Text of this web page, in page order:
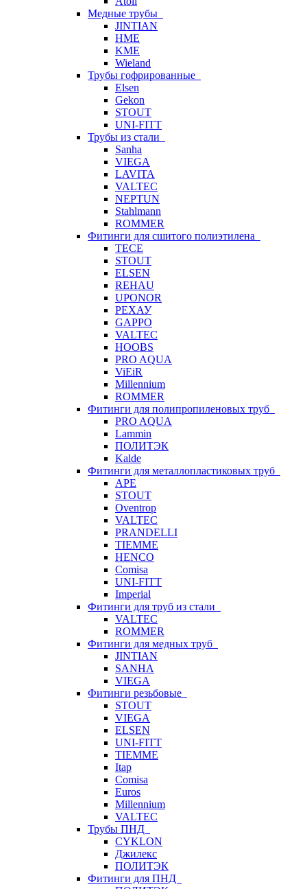
Медные трубы
JINTIAN
HME
KME
Wieland
Трубы гофрированные
Elsen
Gekon
STOUT
UNI-FITT
Трубы из стали
Sanha
VIEGA
LAVITA
VALTEC
NEPTUN
Stahlmann
ROMMER
Фитинги для сшитого полиэтилена
TECE
STOUT
ELSEN
REHAU
UPONOR
РЕХАУ
GAPPO
VALTEC
HOOBS
PRO AQUA
ViEiR
Millennium
ROMMER
Фитинги для полипропиленовых труб
PRO AQUA
Lammin
ПОЛИТЭК
Kalde
Фитинги для металлопластиковых труб
APE
STOUT
Oventrop
VALTEC
PRANDELLI
TIEMME
HENCO
Comisa
UNI-FITT
Imperial
Фитинги для труб из стали
VALTEC
ROMMER
Фитинги для медных труб
JINTIAN
SANHA
VIEGA
Фитинги резьбовые
STOUT
VIEGA
ELSEN
UNI-FITT
TIEMME
Itap
Comisa
Euros
Millennium
VALTEC
Трубы ПНД
CYKLON
Джилекс
ПОЛИТЭК
Фитинги для ПНД